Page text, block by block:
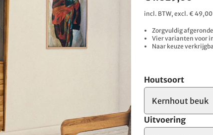
incl. BTW, excl. €
Zorgvuldig
Vier varianten voor
Naar keuze
Houtsoort
Kernhout beuk
Uitvoering